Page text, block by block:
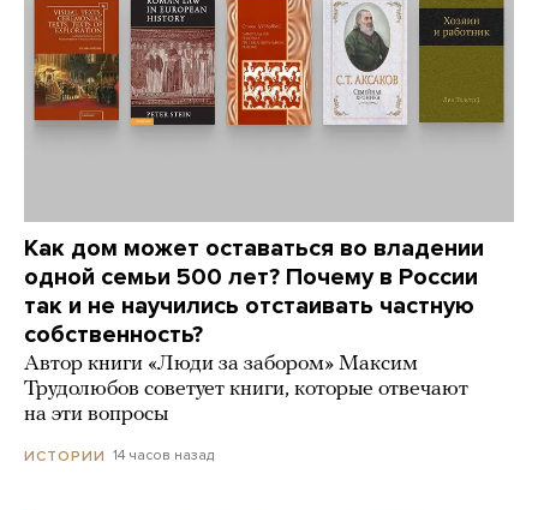
Как дом может оставаться во владении
одной семьи 500 лет? Почему в России
так и не научились отстаивать частную
собственность?
Автор книги «Люди за забором» Максим
Трудолюбов советует книги, которые отвечают
на эти вопросы
ИСТОРИИ 14 часов назад